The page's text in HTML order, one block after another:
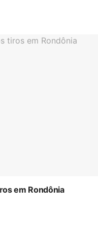
em Rondônia